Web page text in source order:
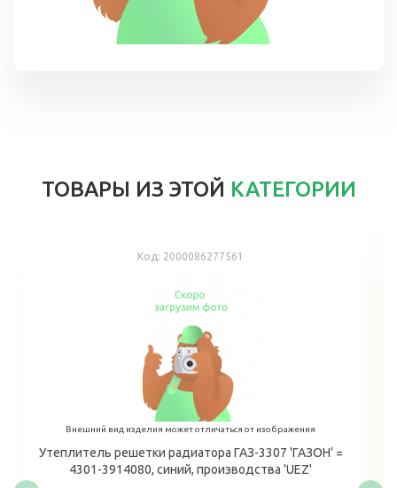
ТОВАРЫ ИЗ ЭТОЙ КАТЕГОРИИ
Код: 2000086277561
Внешний вид изделия может отличаться от изображения
Утеплитель решетки радиатора ГАЗ-3307 'ГАЗОН' =
4301-3914080, синий, производства 'UEZ'